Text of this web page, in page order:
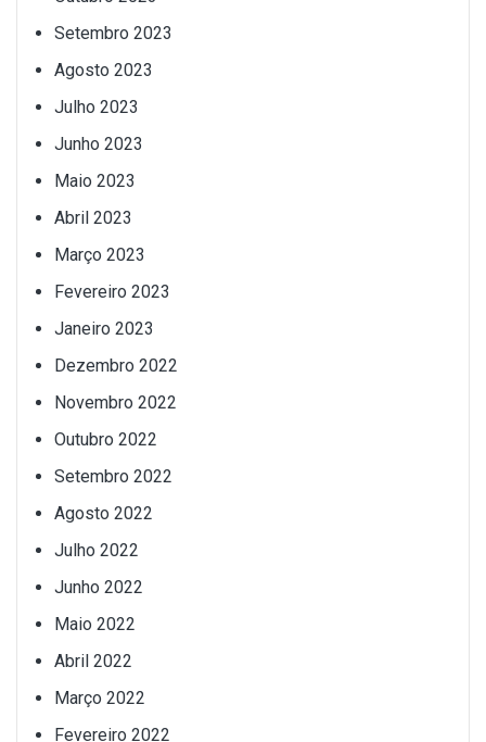
Setembro 2023
Agosto 2023
Julho 2023
Junho 2023
Maio 2023
Abril 2023
Março 2023
Fevereiro 2023
Janeiro 2023
Dezembro 2022
Novembro 2022
Outubro 2022
Setembro 2022
Agosto 2022
Julho 2022
Junho 2022
Maio 2022
Abril 2022
Março 2022
Fevereiro 2022